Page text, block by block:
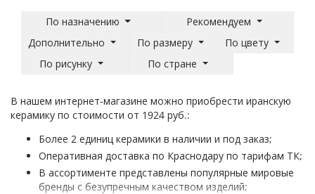
По назначению
Рекомендуем
Дополнительно
По размеру
По цвету
По рисунку
По стране
В нашем интернет-магазине можно приобрести иранскую
керамику по стоимости от 1924 руб.:
Более 2 единиц керамики в наличии и под заказ;
Оперативная доставка по Краснодару по тарифам ТК;
В ассортименте представлены популярные мировые
бренды с безупречным качеством изделий;